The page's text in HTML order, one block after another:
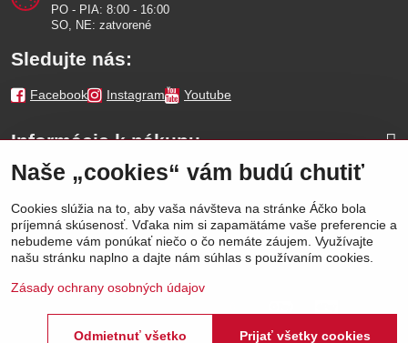
PO - PIA: 8:00 - 16:00
SO, NE: zatvorené
Sledujte nás:
Facebook Instagram Youtube
Informácie k nákupu
Naše značky
Výhody
Naše „cookies“ vám budú chutiť
Cookies slúžia na to, aby vaša návšteva na stránke Áčko bola
príjemná skúsenosť. Vďaka nim si zapamätáme vaše preferencie a
nebudeme vám ponúkať niečo o čo nemáte záujem. Využívajte
našu stránku naplno a dajte nám súhlas s používaním cookies.
Zásady ochrany osobných údajov
Prijať všetky cookies
Odmietnuť všetko